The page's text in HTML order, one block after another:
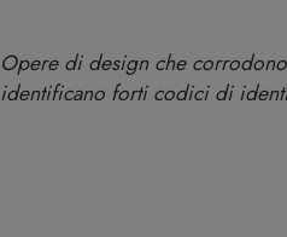
Opere di design che
identificano forti codici di